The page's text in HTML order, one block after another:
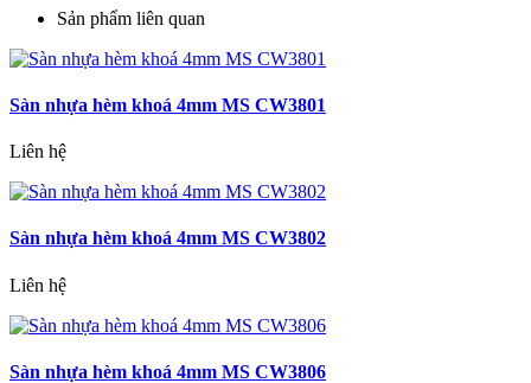
Sản phẩm liên quan
Sàn nhựa hèm khoá 4mm MS CW3801
Liên hệ
Sàn nhựa hèm khoá 4mm MS CW3802
Liên hệ
Sàn nhựa hèm khoá 4mm MS CW3806